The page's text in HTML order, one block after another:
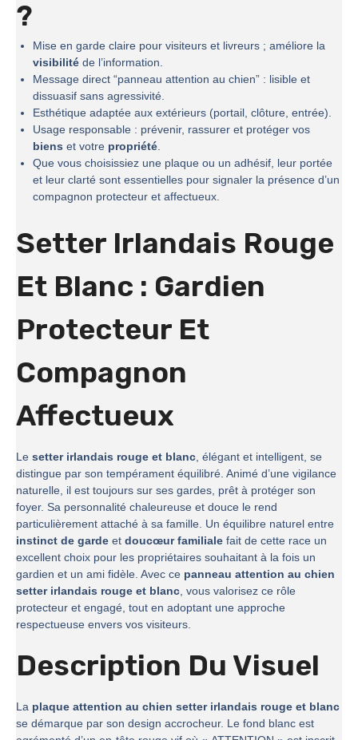
?
Mise en garde claire pour visiteurs et livreurs ; améliore la
visibilité de l’information.
Message direct “panneau attention au chien” : lisible et
dissuasif sans agressivité.
Esthétique adaptée aux extérieurs (portail, clôture, entrée).
Usage responsable : prévenir, rassurer et protéger vos
biens et votre propriété.
Que vous choisissiez une plaque ou un adhésif, leur portée
et leur clarté sont essentielles pour signaler la présence d’un
compagnon protecteur et affectueux.
Setter Irlandais Rouge
Et Blanc : Gardien
Protecteur Et
Compagnon
Affectueux
Le setter irlandais rouge et blanc, élégant et intelligent, se
distingue par son tempérament équilibré. Animé d’une vigilance
naturelle, il est toujours sur ses gardes, prêt à protéger son
foyer. Sa personnalité chaleureuse et douce le rend
particulièrement attaché à sa famille. Un équilibre naturel entre
instinct de garde et doucœur familiale fait de cette race un
excellent choix pour les propriétaires souhaitant à la fois un
gardien et un ami fidèle. Avec ce panneau attention au chien
setter irlandais rouge et blanc, vous valorisez ce rôle
protecteur et engagé, tout en adoptant une approche
respectueuse envers vos visiteurs.
Description Du Visuel
La plaque attention au chien setter irlandais rouge et blanc
se démarque par son design accrocheur. Le fond blanc est